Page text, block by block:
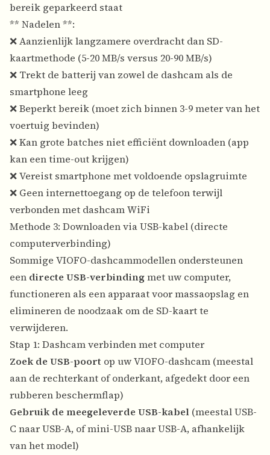
bereik geparkeerd staat
** Nadelen **:
❌ Aanzienlijk langzamere overdracht dan SD-
kaartmethode (5-20 MB/s versus 20-90 MB/s)
❌ Trekt de batterij van zowel de dashcam als de
smartphone leeg
❌ Beperkt bereik (moet zich binnen 3-9 meter van het
voertuig bevinden)
❌ Kan grote batches niet efficiënt downloaden (app
kan een time-out krijgen)
❌ Vereist smartphone met voldoende opslagruimte
❌ Geen internettoegang op de telefoon terwijl
verbonden met dashcam WiFi
Methode 3: Downloaden via USB-kabel (directe
computerverbinding)
Sommige VIOFO-dashcammodellen ondersteunen
een directe USB-verbindingmet uw computer,
functioneren als een apparaat voor massaopslag en
elimineren de noodzaak om de SD-kaart te
verwijderen.
Stap 1: Dashcam verbinden met computer
Zoek de USB-poort op uw VIOFO-dashcam (meestal
aan de rechterkant of onderkant, afgedekt door een
rubberen beschermflap)
Gebruik de meegeleverde USB-kabel (meestal USB-
C naar USB-A, of mini-USB naar USB-A, afhankelijk
van het model)